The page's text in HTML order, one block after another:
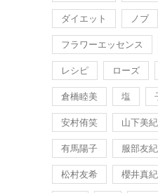
ダイエット ノブ
フラワーエッセンス
レシピ ローズ
倉橋睦美 塩
安村侑笑 山下美紀
有馬陽子 服部友
松村友希 櫻井真